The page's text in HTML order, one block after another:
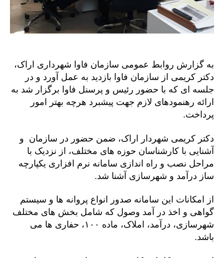
به گزارش روابط عمومی سازمان فاوا شهرداری اراک،
دکتر کریمی از سازمان فاوا بازدید به عمل آورد و در
جلسه ای که با حضور رئیس و پرسنل فاوا برگزار شد به
ارائه رهنمودهای لازم جهت پیشبرد هرچه بهتر امور
پرداخت.
دکتر کریمی شهردار اراک، ضمن حضور در سازمان و
آشنایی با کارشناسان حوزه های مختلف، از نزدیک با
مراحل نصب و راه اندازی سامانه نرم افزاری یکپارچه
ساز درآمد و شهرسازی آشنا شد.
از امکانات این سامانه صدور انواع پروانه ها و سیستم
گواهی و اخذ در آمد وصول که شامل بخش های مختلف
شهرسازی، درآمد، املاک، ماده ۱۰۰، حفاری ها می
باشد.